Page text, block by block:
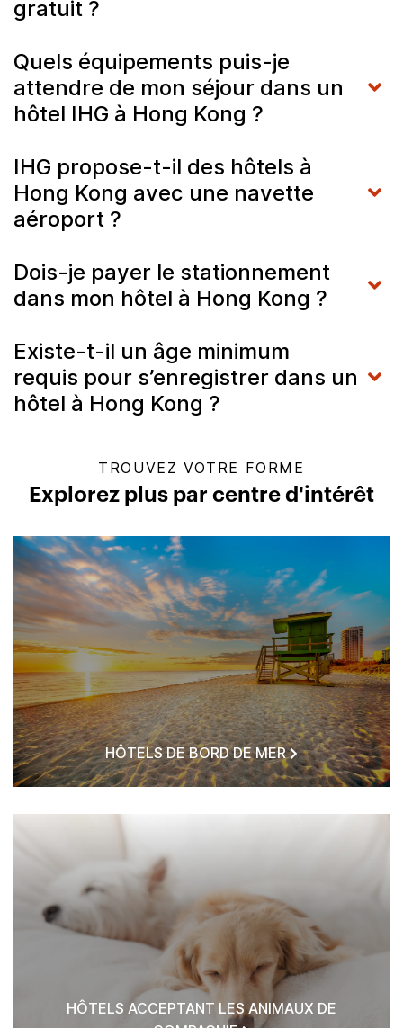
gratuit ?
Quels équipements puis-je
attendre de mon séjour dans un
hôtel IHG à Hong Kong ?
IHG propose-t-il des hôtels à
Hong Kong avec une navette
aéroport ?
Dois-je payer le stationnement
dans mon hôtel à Hong Kong ?
Existe-t-il un âge minimum
requis pour s’enregistrer dans un
hôtel à Hong Kong ?
TROUVEZ VOTRE FORME
Explorez plus par centre d'intérêt
HÔTELS DE BORD DE MER
HÔTELS ACCEPTANT LES ANIMAUX DE